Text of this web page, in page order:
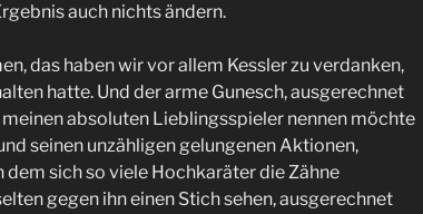
auch nichts ändern.
das haben wir vor allem Kessler zu verdanken,
hatte. Und der arme Gunesch, ausgerechnet
absoluten Lieblingsspieler nennen möchte
seinen unzähligen gelungenen Aktionen,
dem sich so viele Hochkaräter die Zähne
gegen ihn einen Stich sehen, ausgerechnet